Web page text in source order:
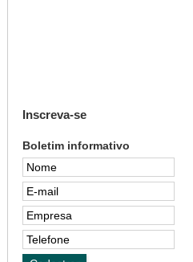
Inscreva-se
Boletim informativo